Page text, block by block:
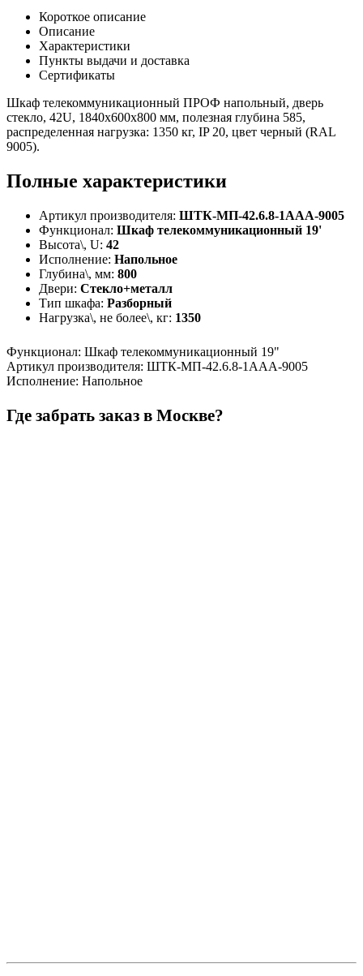
Короткое описание
Описание
Характеристики
Пункты выдачи и доставка
Сертификаты
Шкаф телекоммуникационный ПРОФ напольный, дверь
стекло, 42U, 1840х600х800 мм, полезная глубина 585,
распределенная нагрузка: 1350 кг, IP 20, цвет черный (RAL
9005).
Полные характеристики
Артикул производителя: ШТК-МП-42.6.8-1ААА-9005
Функционал: Шкаф телекоммуникационный 19'
Высота\, U: 42
Исполнение: Напольное
Глубина\, мм: 800
Двери: Стекло+металл
Тип шкафа: Разборный
Нагрузка\, не более\, кг: 1350
Функционал: Шкаф телекоммуникационный 19"
Артикул производителя: ШТК-МП-42.6.8-1ААА-9005
Исполнение: Напольное
Где забрать заказ в Москве?